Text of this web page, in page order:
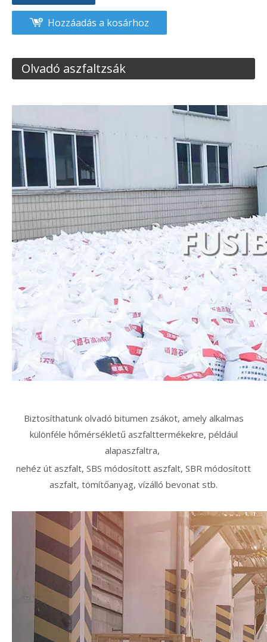
Hozzáadás a kosárhoz
Olvadó aszfaltzsák
Biztosíthatunk olvadó bitumen zsákot, amely alkalmas
különféle hőmérsékletű aszfalttermékekre, például
alapaszfaltra,
nehéz út aszfalt, SBS módosított aszfalt, SBR módosított
aszfalt, tömítőanyag, vízálló bevonat stb.